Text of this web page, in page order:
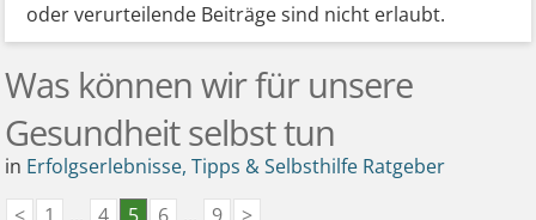
oder verurteilende Beiträge sind nicht erlaubt.
Was können wir für unsere
Gesundheit selbst tun
in Erfolgserlebnisse, Tipps & Selbsthilfe Ratgeber